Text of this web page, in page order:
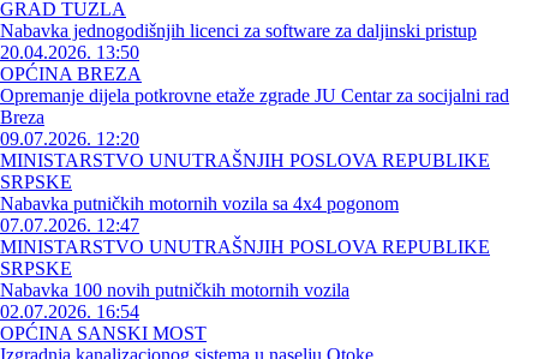
GRAD TUZLA
Nabavka jednogodišnjih licenci za software za daljinski pristup
20.04.2026. 13:50
OPĆINA BREZA
Opremanje dijela potkrovne etaže zgrade JU Centar za socijalni rad
Breza
09.07.2026. 12:20
MINISTARSTVO UNUTRAŠNJIH POSLOVA REPUBLIKE
SRPSKE
Nabavka putničkih motornih vozila sa 4x4 pogonom
07.07.2026. 12:47
MINISTARSTVO UNUTRAŠNJIH POSLOVA REPUBLIKE
SRPSKE
Nabavka 100 novih putničkih motornih vozila
02.07.2026. 16:54
OPĆINA SANSKI MOST